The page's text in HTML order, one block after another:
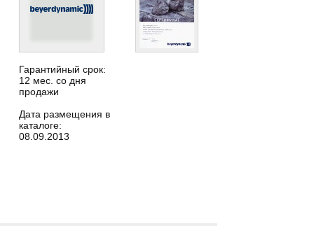
Гарантийный срок:
12 мес. со дня
продажи
Дата размещения в
каталоге:
08.09.2013